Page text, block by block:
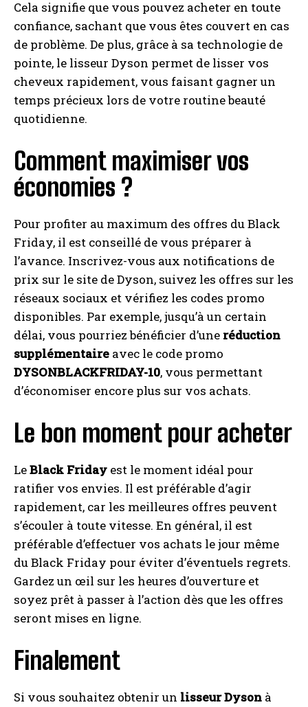
Cela signifie que vous pouvez acheter en toute
confiance, sachant que vous êtes couvert en cas
de problème. De plus, grâce à sa technologie de
pointe, le lisseur Dyson permet de lisser vos
cheveux rapidement, vous faisant gagner un
temps précieux lors de votre routine beauté
quotidienne.
Comment maximiser vos
économies ?
Pour profiter au maximum des offres du Black
Friday, il est conseillé de vous préparer à
l’avance. Inscrivez-vous aux notifications de
prix sur le site de Dyson, suivez les offres sur les
réseaux sociaux et vérifiez les codes promo
disponibles. Par exemple, jusqu’à un certain
délai, vous pourriez bénéficier d’une réduction
supplémentaire avec le code promo
DYSONBLACKFRIDAY-10, vous permettant
d’économiser encore plus sur vos achats.
Le bon moment pour acheter
LeBlack Friday est le moment idéal pour
ratifier vos envies. Il est préférable d’agir
rapidement, car les meilleures offres peuvent
s’écouler à toute vitesse. En général, il est
préférable d’effectuer vos achats le jour même
du Black Friday pour éviter d’éventuels regrets.
Gardez un œil sur les heures d’ouverture et
soyez prêt à passer à l’action dès que les offres
seront mises en ligne.
Finalement
Si vous souhaitez obtenir un lisseur Dyson à